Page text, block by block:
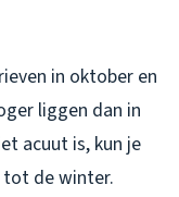
in oktober en
liggen dan in
acuut is, kun je
tot de winter.